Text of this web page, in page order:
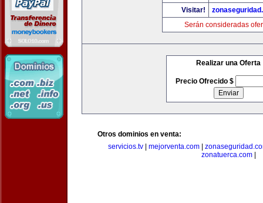
Visitar!
Serán consideradas
Realizar una Oferta
Precio Ofrecido $
Otros dominios en venta:
servicios.tv| mejorventa.com|
zonatuerca.com|